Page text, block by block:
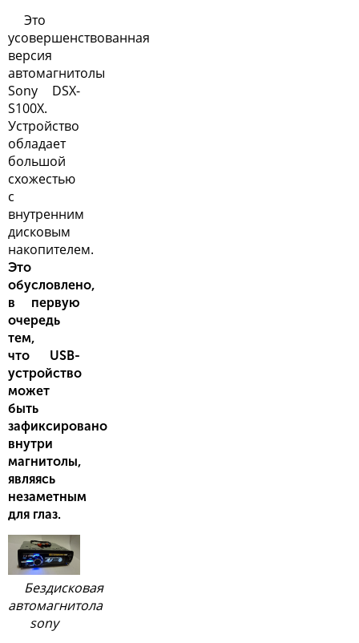
Это
усовершенствованная
версия
автомагнитолы
Sony DSX-
S100X.
Устройство
обладает
большой
схожестью
с
внутренним
дисковым
накопителем.
Это
обусловлено,
в первую
очередь
тем,
что USB-
устройство
может
быть
зафиксировано
внутри
магнитолы,
являясь
незаметным
для глаз.
Бездисковая
автомагнитола
sony